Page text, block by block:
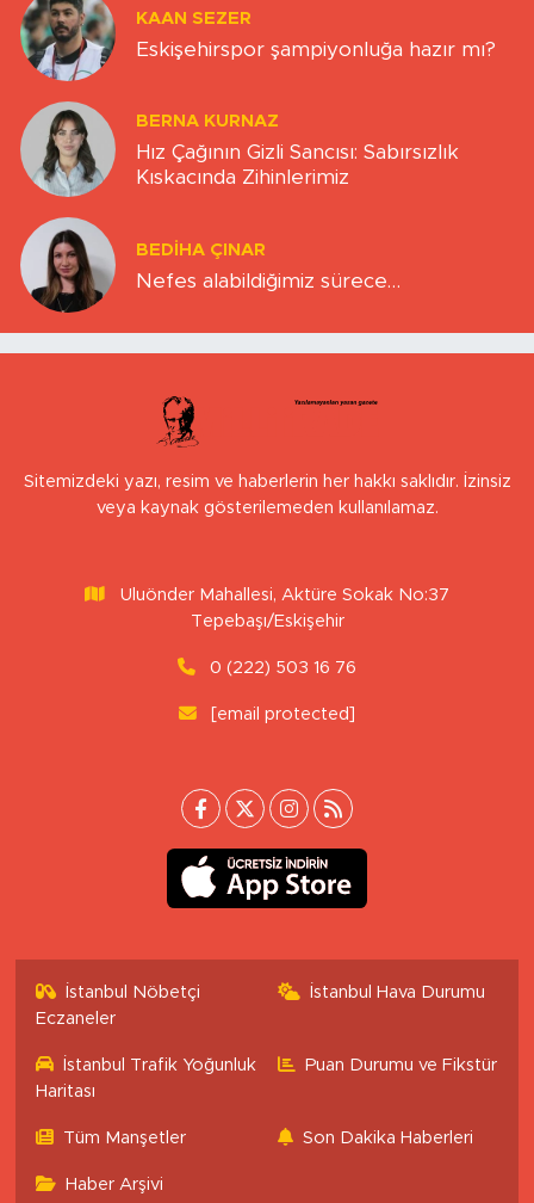
KAAN SEZER
Eskişehirspor şampiyonluğa hazır mı?
BERNA KURNAZ
Hız Çağının Gizli Sancısı: Sabırsızlık
Kıskacında Zihinlerimiz
BEDIHA ÇINAR
Nefes alabildiğimiz sürece…
Sitemizdeki yazı, resim ve haberlerin her hakkı saklıdır. İzinsiz
veya kaynak gösterilemeden kullanılamaz.
Uluönder Mahallesi, Aktüre Sokak No:37
Tepebaşı/Eskişehir
0 (222) 503 16 76
[email protected]
İstanbul Nöbetçi
Eczaneler
İstanbul Hava Durumu
İstanbul Trafik Yoğunluk
Haritası
Puan Durumu ve Fikstür
Tüm Manşetler Son Dakika Haberleri
Haber Arşivi